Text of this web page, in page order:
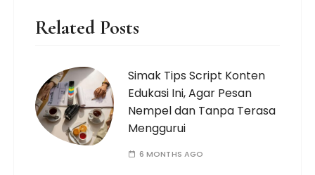
Related Posts
Simak Tips Script Konten
Edukasi Ini, Agar Pesan
Nempel dan Tanpa Terasa
Menggurui
6 MONTHS AGO